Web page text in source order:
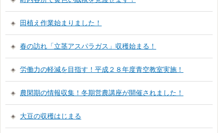
田植え作業始まりました！
春の訪れ「立茎アスパラガス」収穫始まる！
労働力の軽減を目指す！平成２８年度青空教室実施！
農閑期の情報収集！冬期営農講座が開催されました！
大豆の収穫はじまる